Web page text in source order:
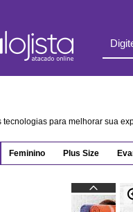
tecnologias para melhorar sua
Feminino Plus Size